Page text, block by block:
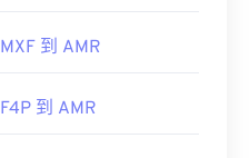
MXF 到 AMR
F4P 到 AMR